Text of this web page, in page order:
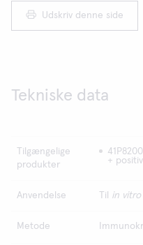
Udskriv denne side
Tekniske data
Tilgængelige
produkter
+
Anvendelse Til in vitro
Metode